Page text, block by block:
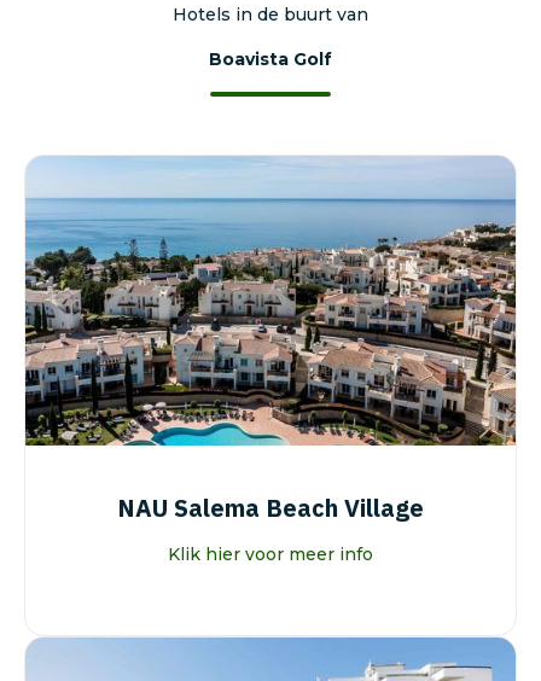
Hotels in de buurt van
Boavista Golf
NAU Salema Beach Village
Klik hier voor meer info